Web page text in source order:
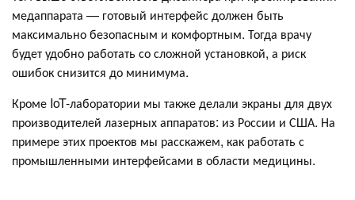
медаппарата — готовый интерфейс должен быть
максимально безопасным и комфортным. Тогда врачу
будет удобно работать со сложной установкой, а риск
ошибок снизится до минимума.
Кроме IoT-лаборатории мы также делали экраны для двух
производителей лазерных аппаратов: из России и США. На
примере этих проектов мы расскажем, как работать с
промышленными интерфейсами в области медицины.